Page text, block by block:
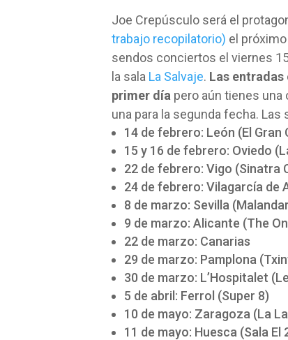
Joe Crepúsculo será el
trabajo recopilatorio) el
sendos conciertos el viernes
la sala La Salvaje. Las entradas
primer día pero aún tienes
una para la segunda fecha.
14 de febrero: León (El Gran
15 y 16 de febrero: Oviedo
22 de febrero: Vigo (Sinatra
24 de febrero: Vilagarcía de
8 de marzo: Sevilla
9 de marzo: Alicante (The
22 de marzo: Canarias
29 de marzo: Pamplona
30 de marzo: L’Hospitalet
5 de abril: Ferrol (Super 8)
10 de mayo: Zaragoza (La
11 de mayo: Huesca (Sala El